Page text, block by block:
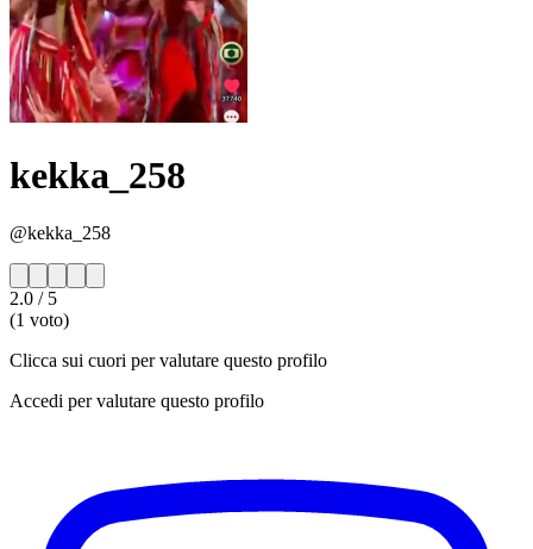
kekka_258
@kekka_258
2.0 / 5
(1 voto)
Clicca sui cuori per valutare questo profilo
Accedi per valutare questo profilo